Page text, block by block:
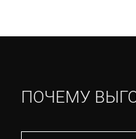
ПОЧЕМУ